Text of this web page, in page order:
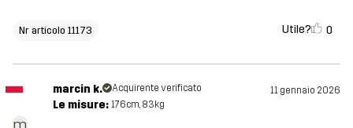
Nr articolo 11173 Utile? 0
marcin k. Acquirente verificato 11 gennaio 2026
Le misure: 176cm, 83kg